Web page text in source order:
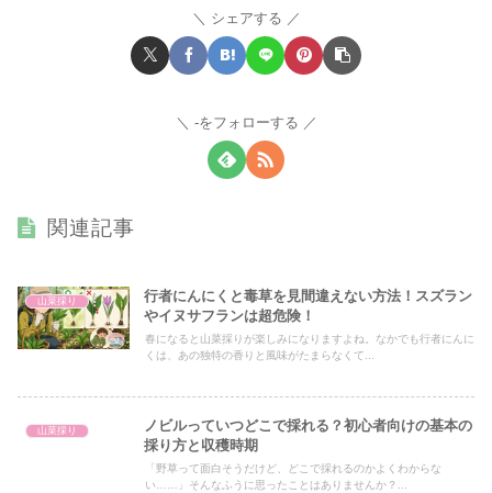
シェアする
-をフォローする
関連記事
山菜採り
行者にんにくと毒草を見間違えない方法！スズラン
やイヌサフランは超危険！
春になると山菜採りが楽しみになりますよね。なかでも行者にんに
くは、あの独特の香りと風味がたまらなくて...
山菜採り
ノビルっていつどこで採れる？初心者向けの基本の
採り方と収穫時期
「野草って面白そうだけど、どこで採れるのかよくわからな
い……」そんなふうに思ったことはありませんか？...